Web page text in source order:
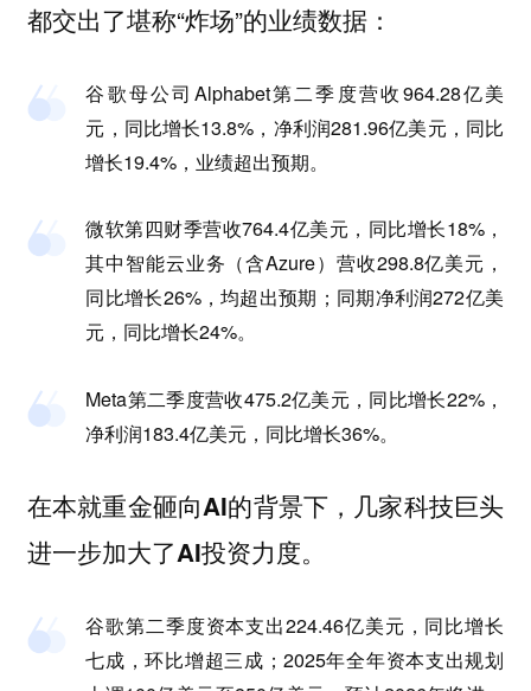
都交出了堪称“炸场”的业绩数据：
谷歌母公司Alphabet第二季度营收964.28亿美
元，同比增长13.8%，净利润281.96亿美元，同比
增长19.4%，业绩超出预期。
微软第四财季营收764.4亿美元，同比增长18%，
其中智能云业务（含Azure）营收298.8亿美元，
同比增长26%，均超出预期；同期净利润272亿美
元，同比增长24%。
Meta第二季度营收475.2亿美元，同比增长22%，
净利润183.4亿美元，同比增长36%。
在本就重金砸向AI的背景下，几家科技巨头
进一步加大了AI投资力度。
谷歌第二季度资本支出224.46亿美元，同比增长
七成，环比增超三成；2025年全年资本支出规划